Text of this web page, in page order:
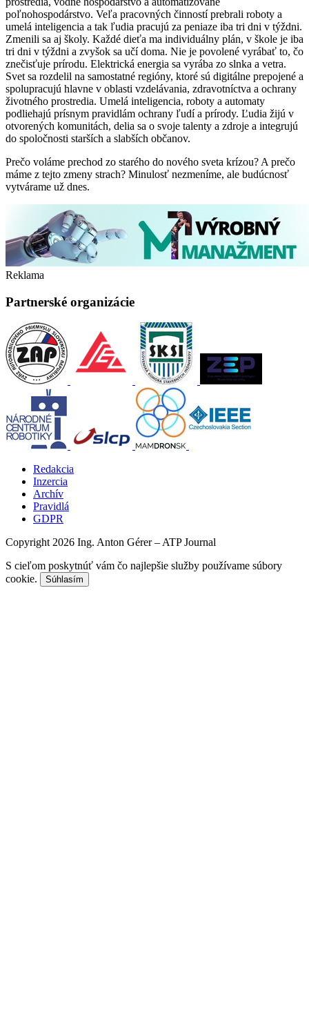
poľnohospodárstvo. Veľa pracovných činností prebrali roboty a
umelá inteligencia a tak ľudia pracujú za peniaze iba tri dni v týždni.
Zmenili sa aj školy. Každé dieťa ma individuálny plán, v škole je iba
tri dni v týždni a zvyšok sa učí doma. Nie je povolené vyrábať to, čo
znečisťuje prírodu. Elektrická energia sa vyrába zo slnka a vetra.
Svet sa rozdelil na samostatné regióny, ktoré sú digitálne prepojené a
spolupracujú hlavne v oblasti vzdelávania, zdravotníctva a ochrany
životného prostredia. Umelá inteligencia, roboty a automaty
podliehajú prísnym pravidlám ochrany ľudí a prírody. Ľudia žijú v
otvorených komunitách, delia sa o svoje talenty a zdroje a integrujú
do spoločnosti starších a slabších občanov.
Prečo voláme prechod zo starého do nového sveta krízou? A prečo
máme z tejto zmeny strach? Minulosť nezmeníme, ale budúcnosť
vytvárame už dnes.
Reklama
Partnerské organizácie
Redakcia
Inzercia
Archív
Pravidlá
GDPR
Copyright 2026 Ing. Anton Gérer – ATP Journal
S cieľom poskytnúť vám čo najlepšie služby používame súbory
cookie.
Súhlasím